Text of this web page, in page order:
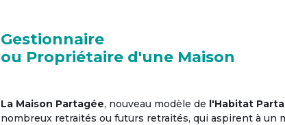
Gestionnaire
ou Propriétaire d'une Maison
La Maison Partagée, nouveau modèle de l'Habitat
nombreux retraités ou futurs retraités, qui aspirent à un